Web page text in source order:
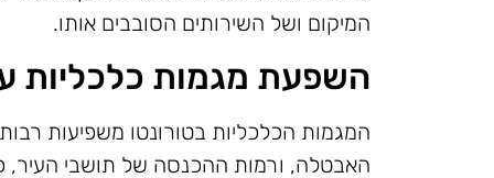
המיקום ושל השירותים הסובבים אותו.
השפעת מגמות כלכליות
המגמות הכלכליות בטורונטו משפיעות
האבטלה, ורמות ההכנסה של תושבי